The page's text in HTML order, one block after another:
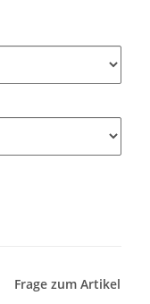
Frage zum Artikel